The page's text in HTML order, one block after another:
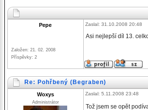
Pepe
Založen: 21. 02. 2008
Příspěvky: 2
Zaslal: 31.10.2008 20:48
Asi nejlepší díl 13.
Re: Pohřbený (Begraben)
Woxys
Administrátor
Zaslal: 5.11.2008 23:48
Tož jsem se opět